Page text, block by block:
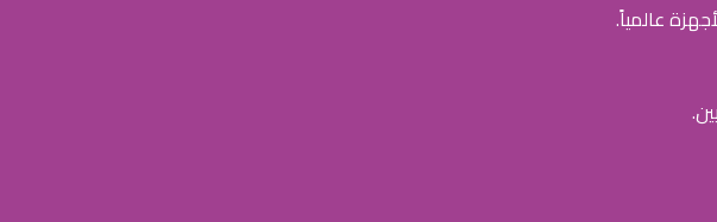
عالمياً.